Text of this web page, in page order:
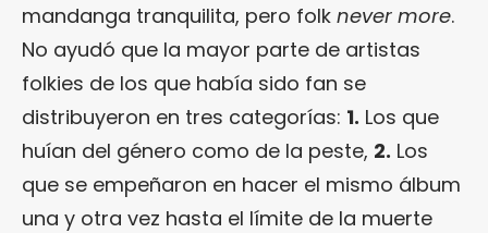
mandanga tranquilita, pero folk never more.
No ayudó que la mayor parte de artistas
folkies de los que había sido fan se
distribuyeron en tres categorías: 1. Los que
huían del género como de la peste, 2. Los
que se empeñaron en hacer el mismo álbum
una y otra vez hasta el límite de la muerte